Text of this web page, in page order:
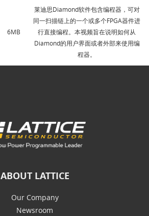
6MB
莱迪思Diamond软件包含编程器，可对
同一扫描链上的一个或多个FPGA器件进
行直接编程。本视频旨在说明如何从
Diamond的用户界面或者外部来使用编
程器。
ABOUT LATTICE
Our Company
Newsroom